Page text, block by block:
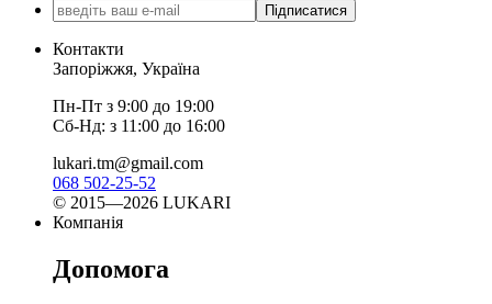
Підписатися
Контакти
Запоріжжя, Україна
Пн-Пт з 9:00 до 19:00
Сб-Нд: з 11:00 до 16:00
lukari.tm@gmail.com
068 502-25-52
© 2015—2026 LUKARI
Компанія
Допомога